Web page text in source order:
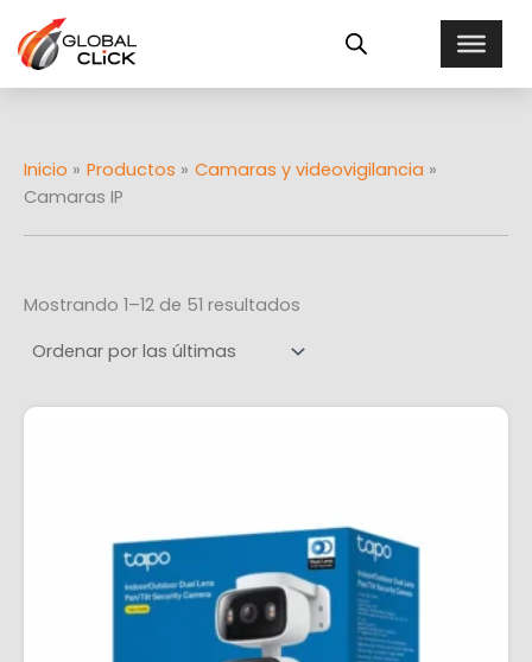
contenido
s
t
o
Inicio Productos
Camaras y videovigilancia
Camaras IP
Mostrando 1–12 de 51 resultados
recientes